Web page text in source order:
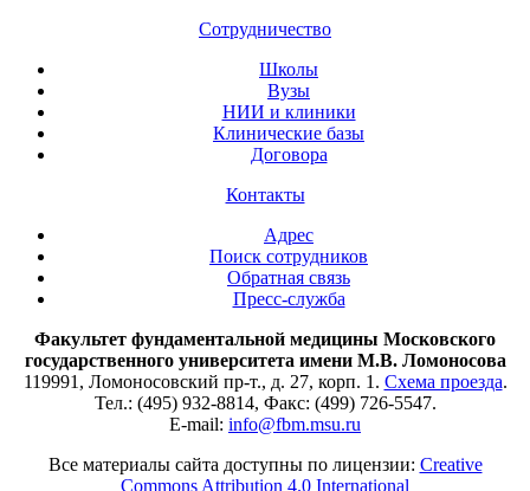
Сотрудничество
Школы
Вузы
НИИ и клиники
Клинические базы
Договора
Контакты
Адрес
Поиск сотрудников
Обратная связь
Пресс-служба
Факультет фундаментальной медицины Московского
государственного университета имени М.В. Ломоносова
119991, Ломоносовский пр-т., д. 27, корп. 1. Схема проезда.
Тел.: (495) 932-8814, Факс: (499) 726-5547.
E-mail: info@fbm.msu.ru
Все материалы сайта доступны по лицензии: Creative
Commons Attribution 4.0 International